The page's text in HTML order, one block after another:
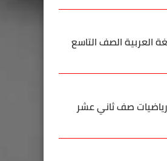
العربية الصف التاسع
صف ثاني عشر